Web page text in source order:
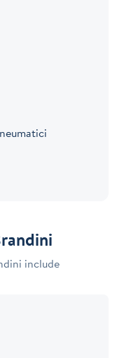
include